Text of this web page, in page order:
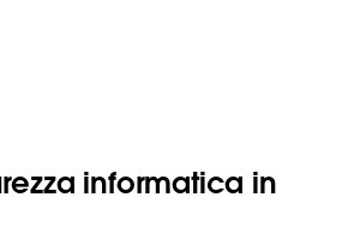
informatica in